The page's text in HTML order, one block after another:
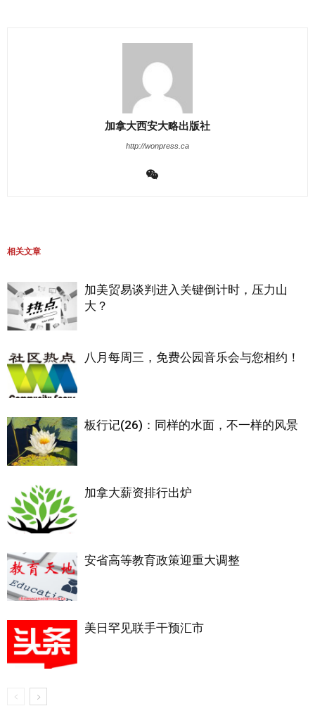
加拿大西安大略出版社
http://wonpress.ca
相关文章
加美贸易谈判进入关键倒计时，压力山
大？
八月每周三，免费公园音乐会与您相约！
板行记(26)：同样的水面，不一样的风景
加拿大薪资排行出炉
安省高等教育政策迎重大调整
美日罕见联手干预汇市